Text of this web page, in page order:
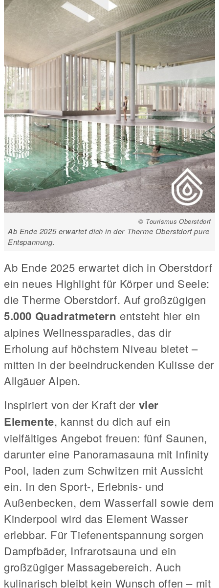
© Tourismus Oberstdorf
Ab Ende 2025 erwartet dich in der Therme Oberstdorf pure
Entspannung.
Ab Ende 2025 erwartet dich in Oberstdorf
ein neues Highlight für Körper und Seele:
die Therme Oberstdorf. Auf großzügigen
5.000 Quadratmetern entsteht hier ein
alpines Wellnessparadies, das dir
Erholung auf höchstem Niveau bietet –
mitten in der beeindruckenden Kulisse der
Allgäuer Alpen.
Inspiriert von der Kraft der vier
Elemente, kannst du dich auf ein
vielfältiges Angebot freuen: fünf Saunen,
darunter eine Panoramasauna mit Infinity
Pool, laden zum Schwitzen mit Aussicht
ein. In den Sport-, Erlebnis- und
Außenbecken, dem Wasserfall sowie dem
Kinderpool wird das Element Wasser
erlebbar. Für Tiefenentspannung sorgen
Dampfbäder, Infrarotsauna und ein
großzügiger Massagebereich. Auch
kulinarisch bleibt kein Wunsch offen – mit